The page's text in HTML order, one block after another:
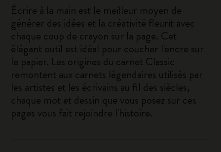
Écrire à la main est le meilleur moyen de
générer des idées et la créativité fleurit avec
chaque coup de crayon sur la page. Cet
élégant outil est idéal pour coucher l'encre sur
le papier. Les origines du carnet Classic
remontent aux carnets légendaires utilisés par
les artistes et les écrivains au fil des siècles,
chaque mot et dessin que vous posez sur ces
pages vous fait rejoindre l'histoire.